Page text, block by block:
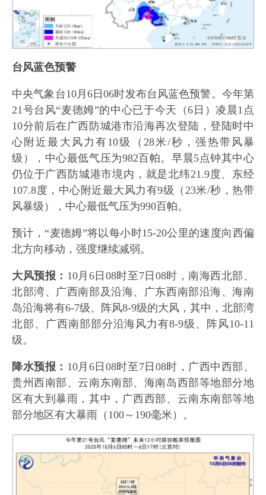
台风蓝色预警
中央气象台10月6日06时发布台风蓝色预警。今年第
21号台风“麦德姆”的中心已于今天（6日）凌晨1点
10分前后在广西防城港市沿海再次登陆，登陆时中
心附近最大风力有10级（28米/秒，强热带风暴
级），中心最低气压为982百帕。早晨5点钟其中心
仍位于广西防城港市境内，就是北纬21.9度、东经
107.8度，中心附近最大风力有9级（23米/秒，热带
风暴级），中心最低气压为990百帕。
预计，“麦德姆”将以每小时15-20公里的速度向西偏
北方向移动，强度继续减弱。
大风预报： 10月6日08时至7日08时，南海西北部、
北部湾、广西南部及沿海、广东西南部沿海、海南
岛沿海将有6-7级、阵风8-9级的大风，其中，北部湾
北部、广西南部部分沿海风力有8-9级、阵风10-11
级。
降水预报： 10月6日08时至7日08时，广西中西部、
贵州西南部、云南东南部、海南岛西部等地部分地
区有大到暴雨，其中，广西西部、云南东南部等地
部分地区有大暴雨（100～190毫米）。